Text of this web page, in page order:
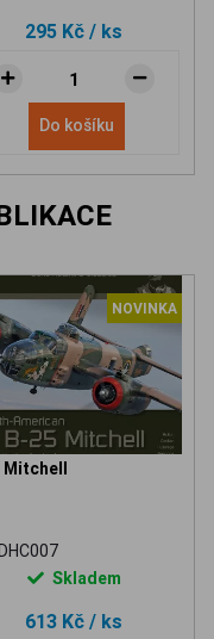
295 Kč / ks
Do košíku
NOVINKA
Mitchell
Skladem
613 Kč / ks